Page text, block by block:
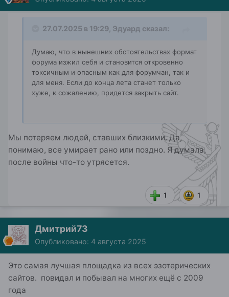
27.07.2025 в 19:29, Эдуард сказал:
Думаю, что в нынешних обстоятельствах формат
форума изжил себя и становится откровенно
токсичным и опасным как для форумчан, так и
для меня. Если до конца лета станет только
хуже, к сожалению, придется закрыть сайт.
Мы потеряем людей, ставших близкими. Да,
понимаю, все умирает рано или поздно. Я думала,
после войны что-то утрясется.
1 1
Дмитрий73
Опубликовано: 4 августа 2025
Это самая лучшая площадка из всех эзотерических
сайтов. повидал и побывал на многих ещё с 2009
года